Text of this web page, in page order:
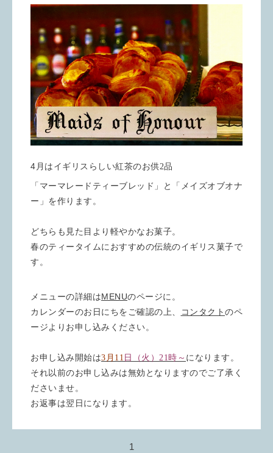
4 月はイギリスらしい紅茶のお供2品
「マーマレードティーブレッド」と「メイズオブオナ
ー」を作ります。
どちらも見た目より軽やかなお菓子。
春のティータイムにおすすめの伝統のイギリス菓子で
す。
メニューの詳細はMENUのページに。
カレンダーのお日にちをご確認の上、 コンタクト のペ
ージよりお申し込みください。
お申し込み開始は3月11 日（火）21時～ になります。
それ以前のお申し込みは無効となりますのでご了承く
ださいませ。
お返事は翌日になります。
1